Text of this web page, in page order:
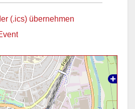
(.ics) übernehmen